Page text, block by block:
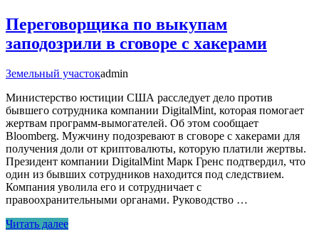
Переговорщика по выкупам
заподозрили в сговоре с хакерами
Земельный участокadmin
Министерство юстиции США расследует дело против
бывшего сотрудника компании DigitalMint, которая помогает
жертвам программ-вымогателей. Об этом сообщает
Bloomberg. Мужчину подозревают в сговоре с хакерами для
получения доли от криптовалюты, которую платили жертвы.
Президент компании DigitalMint Марк Гренс подтвердил, что
один из бывших сотрудников находится под следствием.
Компания уволила его и сотрудничает с
правоохранительными органами. Руководство …
Читать далее